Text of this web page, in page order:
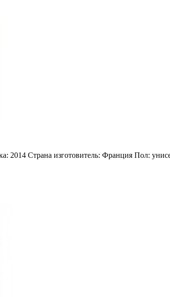
2014 Страна изготовитель: Франция Пол: